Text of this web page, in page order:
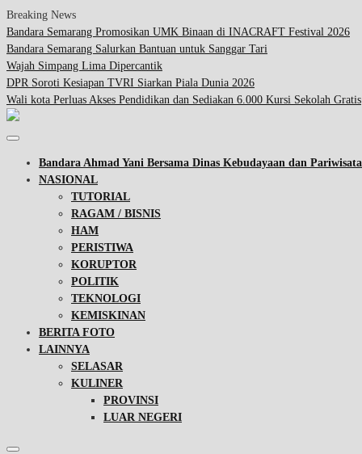
Breaking News
Bandara Semarang Promosikan UMK Binaan di INACRAFT Festival 2026
Bandara Semarang Salurkan Bantuan untuk Sanggar Tari
Wajah Simpang Lima Dipercantik
DPR Soroti Kesiapan TVRI Siarkan Piala Dunia 2026
Wali kota Perluas Akses Pendidikan dan Sediakan 6.000 Kursi Sekolah Gratis
Bandara Ahmad Yani Bersama Dinas Kebudayaan dan
NASIONAL
TUTORIAL
RAGAM / BISNIS
HAM
PERISTIWA
KORUPTOR
POLITIK
TEKNOLOGI
KEMISKINAN
BERITA FOTO
LAINNYA
SELASAR
KULINER
PROVINSI
LUAR NEGERI